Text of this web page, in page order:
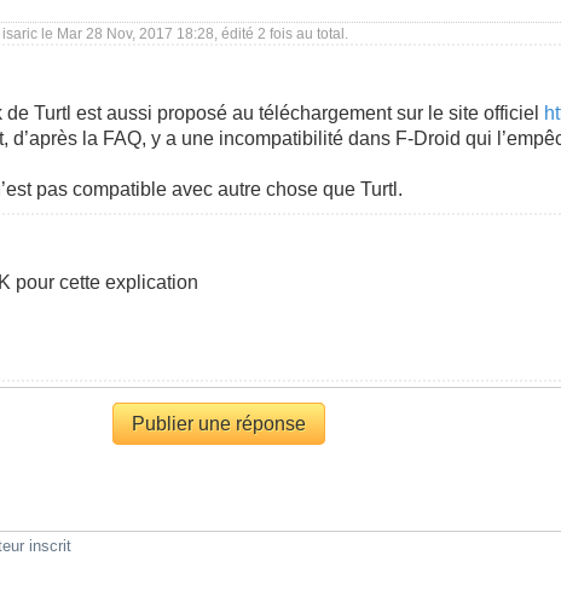
isaricle Mar 28 Nov, 2017 18:28, édité 2 fois au total.
de Turtl est aussi proposé au téléchargement sur le site officiel
d’après la FAQ, y a une incompatibilité dans F-Droid qui
pas compatible avec autre chose que Turtl.
pour cette explication
Publier une réponse
inscrit